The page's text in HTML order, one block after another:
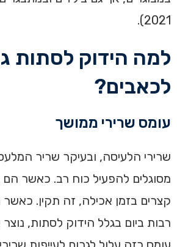
2021).
למה הידוק לסתות
לכאבים?
עומס שרירי ממושך
שרירי הלעיסה, ובעיקר שריר
מסוגלים להפעיל כוח רב. כאשר הם
קצרים בזמן אכילה, זה תקין.
רבות ביום בגלל הידוק לסתות,